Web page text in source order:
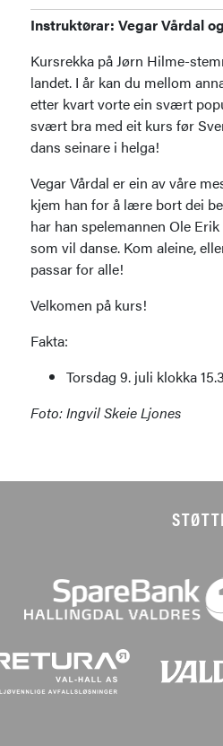
Instruktørar: Vegar Vårdal
Kursrekka på Jørn Hilme-
landet. I år kan du mellom
etter kvart vorte ein svært
svært bra med eit kurs før
dans seinare i helga!
Vegar Vårdal er ein av våre
kjem han for å lære bort dei
har han spelemannen Ole
som vil danse. Kom aleine,
passar for alle!
Velkomen på kurs!
Fakta:
Torsdag 9. juli klokka
Foto: Ingvil Skeie Ljones